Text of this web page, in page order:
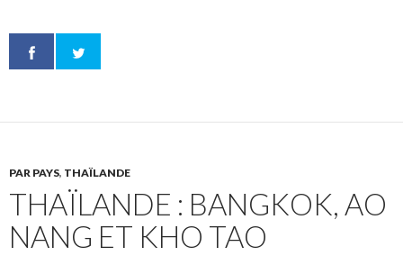
PAR PAYS, THAÏLANDE
THAÏLANDE : BANGKOK, AO
NANG ET KHO TAO